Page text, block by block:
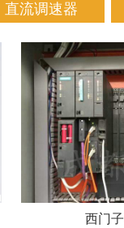
直流调速器
西门